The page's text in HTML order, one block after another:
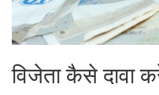
विजेता कैसे दावा